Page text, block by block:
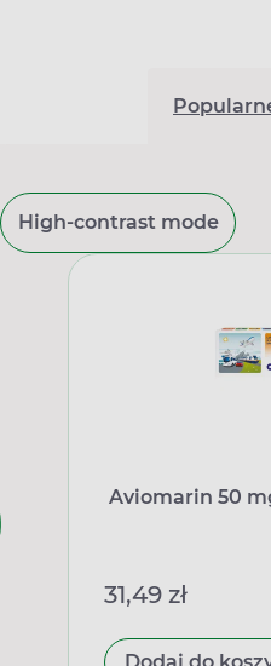
High-contrast mode
Aviomarin 50
31,49 zł